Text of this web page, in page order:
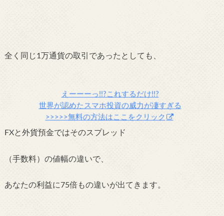
全く同じ1万通貨の取引であったとしても、
えーーーっ!!?これするだけ!!?
世界が認めたスマホ投資の威力が凄すぎる
>>>>>無料の方法はここをクリック
FXと外貨預金ではそのスプレッド
（手数料）の値幅の違いで、
あなたの利益に75倍もの違いが出てきます。